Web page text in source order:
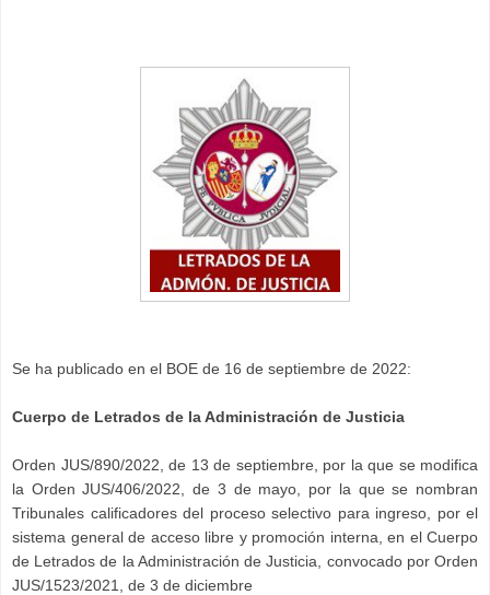
Se ha publicado en el BOE de 16 de septiembre de 2022:
Cuerpo de Letrados de la Administración de Justicia
Orden JUS/890/2022, de 13 de septiembre, por la que se modifica
la Orden JUS/406/2022, de 3 de mayo, por la que se nombran
Tribunales calificadores del proceso selectivo para ingreso, por el
sistema general de acceso libre y promoción interna, en el Cuerpo
de Letrados de la Administración de Justicia, convocado por Orden
JUS/1523/2021, de 3 de diciembre